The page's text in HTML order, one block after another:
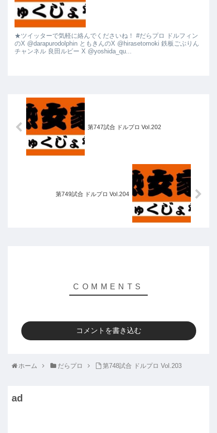
★ツイッターで気軽に絡んでくださいね！ #だらプロ ドルフィン
のX @darapurodolphin ともきんのX @hirasetomoki 鉄板ごぶりん
チャンネル 良田ルビー X @yoshida_qu...
第747試合 ドルプロ Vol.202
第749試合 ドルプロ Vol.204
コメントを書き込む
ホーム だらプロ 第748試合 ドルプロ Vol.203
ad